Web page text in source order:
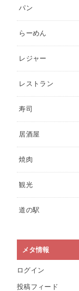
パン
らーめん
レジャー
レストラン
寿司
居酒屋
焼肉
観光
道の駅
メタ情報
ログイン
投稿フィード